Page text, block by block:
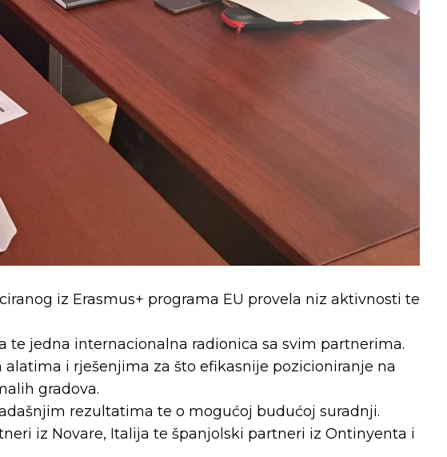
iz Erasmus+ programa EU provela niz aktivnosti te
te jedna internacionalna radionica sa svim partnerima.
i rješenjima za što efikasnije pozicioniranje na
gradova.
rezultatima te o mogućoj budućoj suradnji.
iz Novare, Italija te španjolski partneri iz Ontinyenta i